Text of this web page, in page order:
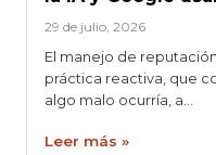
29 de julio, 2026
El manejo de
práctica reactiva, que
algo malo ocurría, a…
Leer más »